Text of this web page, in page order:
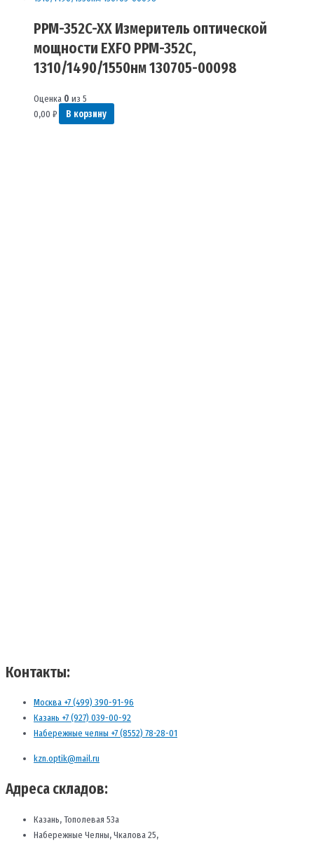
PPM-352C-XX Измеритель оптической
мощности EXFO PPM-352C,
1310/1490/1550нм 130705-00098
Оценка 0 из 5
0,00 ₽ В корзину
Контакты:
Москва +7 (499) 390-91-96
Казань +7 (927) 039-00-92
Набережные челны +7 (8552) 78-28-01
kzn.optik@mail.ru
Адреса складов:
Казань, Тополевая 53а
Набережные Челны, Чкалова 25,